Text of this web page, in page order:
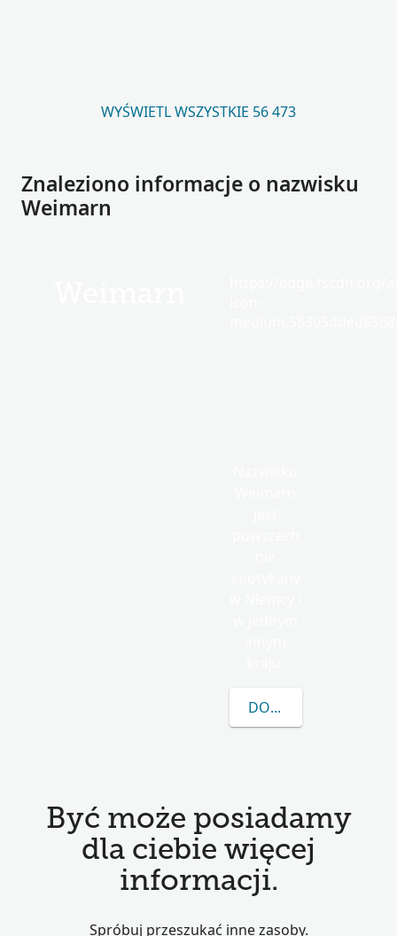
WYŚWIETL WSZYSTKIE 56 473
Znaleziono informacje o nazwisku
Weimarn
DOWIEDZ SIĘ
Być może posiadamy
dla ciebie więcej
informacji.
Spróbuj przeszukać inne zasoby.